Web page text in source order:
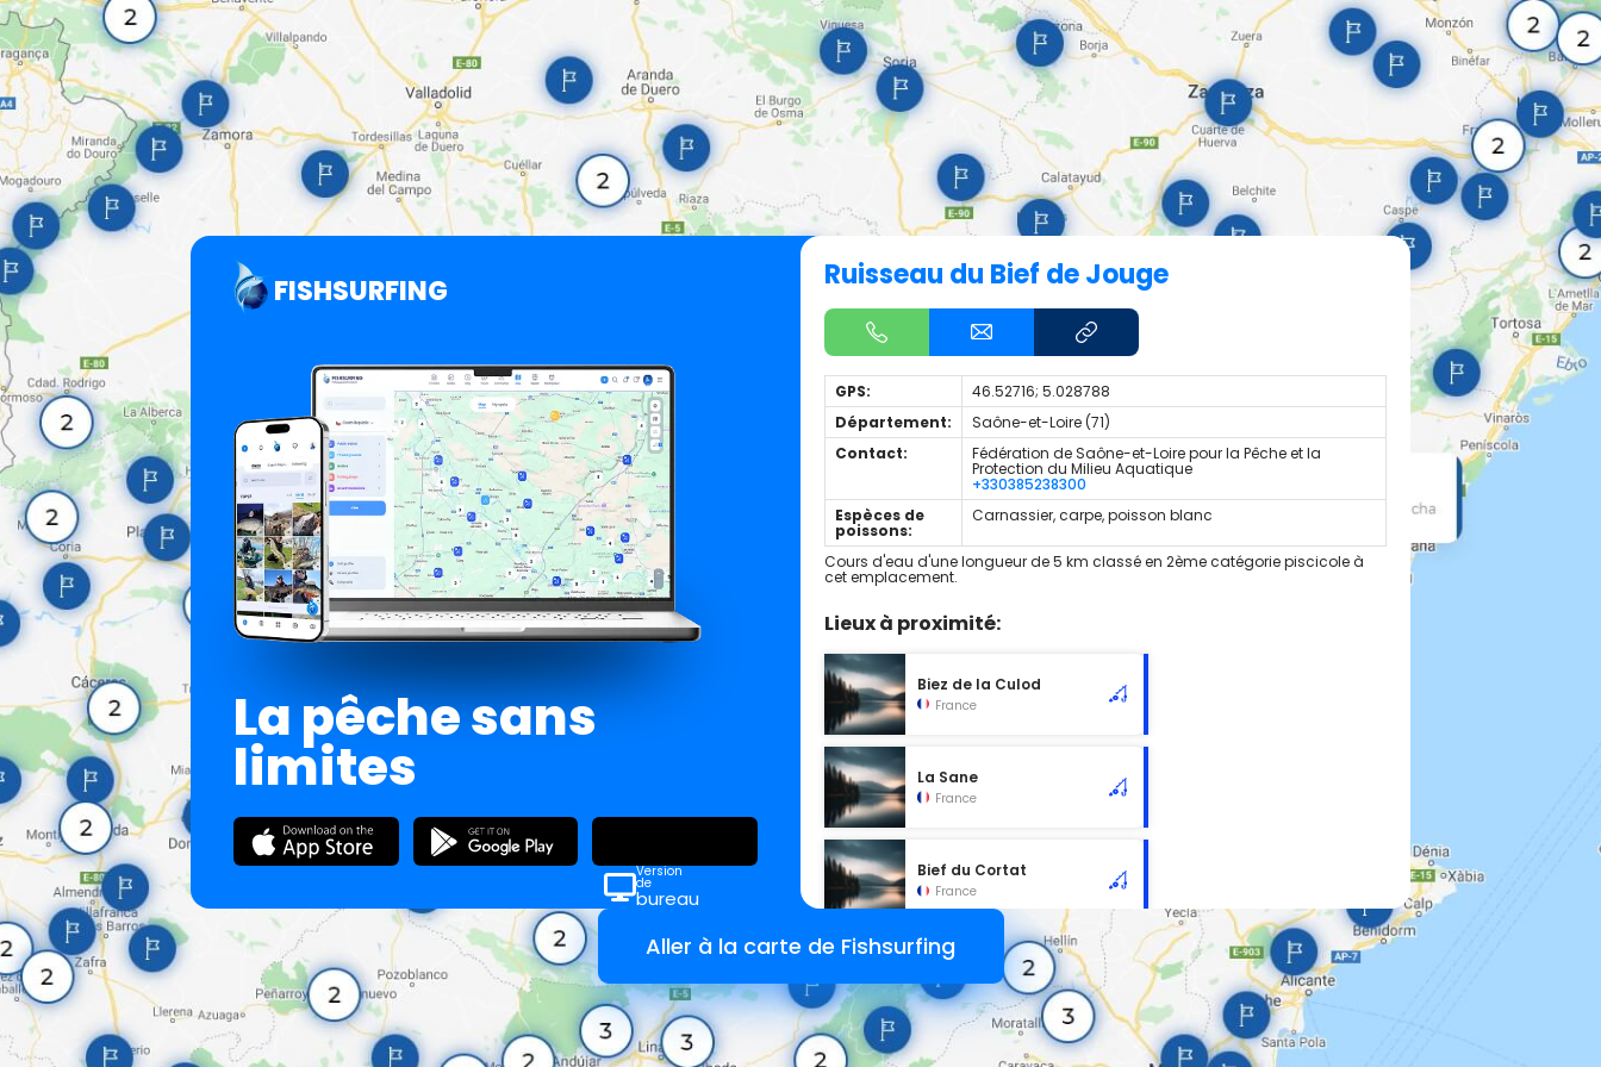
FISHSURFING
La pêche sans
limites
Version
de
bureau
Ruisseau du Bief de Jouge
GPS:
46.52716; 5.028788
Département:
Saône-et-Loire (71)
Contact:
Fédération de Saône-et-Loire pour la Pêche et la
Protection du Milieu Aquatique
+330385238300
Espèces de
poissons:
Carnassier, carpe, poisson blanc
Cours d'eau d'une longueur de 5 km classé en 2ème catégorie piscicole à
cet emplacement.
Lieux à proximité:
Biez de la Culod
France
La Sane
France
Bief du Cortat
France
Aller à la carte de Fishsurfing